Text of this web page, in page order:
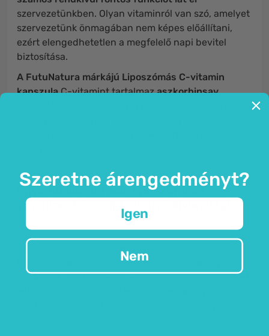
szervezetünkben. Olyan vitaminról van szó, amelyet
szervezetünk önmagában nem képes előállítani,
ezért elengedhetetlen a megfelelő napi bevitel
biztosítása.
A FutuNatura márkájú Liposzómás C-vitamin
kapszulaC-vitamint tartalmazaszkorbinsav
formájában, amely ennek a pótolhatatlan vitaminnak
Egyedülálló formula liposzómás C-
vitaminnal és csipkebogyó kivonattal.
csipkebogyó
kivonatot tartalmaz – egy tüskés bokor, amelyet
csipkének, csitkenyének és hecsedlinek is neveznek,
Szeretne árengedményt?
Igen
Nem